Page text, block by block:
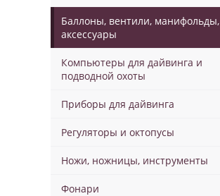
Баллоны, вентили, манифольды,
аксессуары
Компьютеры для дайвинга и
подводной охоты
Приборы для дайвинга
Регуляторы и октопусы
Ножи, ножницы, инструменты
Фонари